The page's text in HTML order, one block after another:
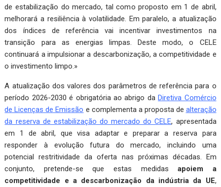
de estabilização do mercado, tal como proposto em 1 de abril,
melhorará a resiliência à volatilidade. Em paralelo, a atualização
dos índices de referência vai incentivar investimentos na
transição para as energias limpas. Deste modo, o CELE
continuará a impulsionar a descarbonização, a competitividade e
o investimento limpo.»
A atualização dos valores dos parâmetros de referência para o
período 2026-2030 é obrigatória ao abrigo daDiretiva Comércio
de Licenças de Emissão e complementa a proposta de alteração
da reserva de estabilização do mercado do CELE, apresentada
em 1 de abril, que visa adaptar e preparar a reserva para
responder à evolução futura do mercado, incluindo uma
potencial restritividade da oferta nas próximas décadas. Em
conjunto, pretende-se que estas medidasapoiem a
competitividade e a descarbonização da indústria da UE,